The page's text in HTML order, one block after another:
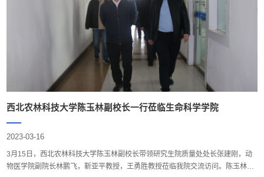
西北农林科技大学陈玉林副校长一行莅临生命科学学院
2023-03-16
3月15日，西北农林科技大学陈玉林副校长带领研究生院质量处处长张建刚，动
物医学院副院长林鹏飞，靳亚平教授，王勇胜教授莅临我院交流访问。陈玉林一